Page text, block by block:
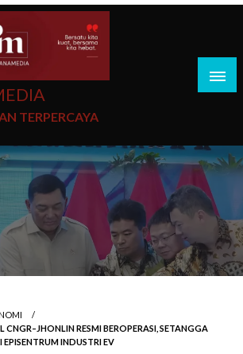
TERPERCAYA
CNGR–JHONLIN RESMI BEROPERASI, SETANGGA
INDUSTRI EV